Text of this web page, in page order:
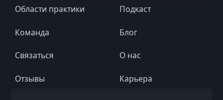
Области практики Подкаст
Команда Блог
Связаться О нас
Отзывы Карьера